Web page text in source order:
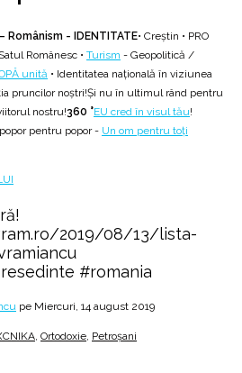
- IDENTITATE• Creștin • PRO
Românesc • Turism - Geopolitică /
unită • Identitatea națională în viziunea
pruncilor noștri!Și nu în ultimul rând pentru
nostru!360 °EU cred în visul tău!
pentru popor - Un om pentru toți
2019/08/13/lista-
#romania
pe Miercuri, 14 august 2019
Ortodoxie Petroșani